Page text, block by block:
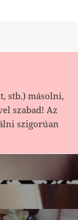
stb.) másolni,
szabad! Az
szigorúan